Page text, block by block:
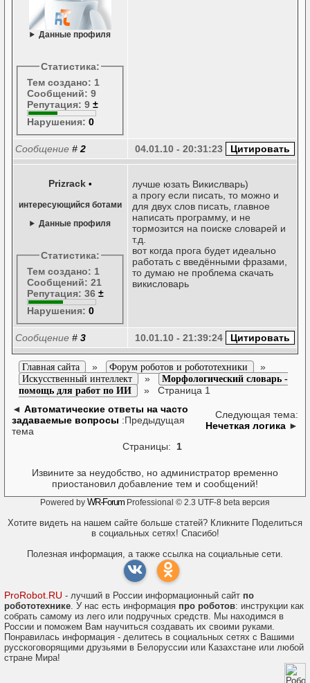
Данные профиля
Статистика:
Тем создано: 1
Сообщений: 9
Репутация: 9 ±
Нарушения: 0
Сообщение # 2 04.01.10 - 20:31:23
Prizrack •
интересующийся ботами
Данные профиля
Статистика:
Тем создано: 1
Сообщений: 21
Репутация: 36 ±
Нарушения: 0
лучше юзать Викислварь)
а прогу если писать, то можно и
для двух слов писать, главное
написать программу, и не
тормозится на поиске словарей и
т.д.
вот когда прога будет идеально
работать с введёнными фразами,
то думаю не проблема скачать
викисловарь
Сообщение # 3 10.01.10 - 21:39:24
Главная сайта » Форум роботов и робототехники »
Искусственный интеллект »
Морфологический словарь -
помощь для работ по ИИ
» Страница 1
◄ Автоматические ответы на часто
задаваемые вопросы :Предыдущая
тема
Следующая тема:
Нечеткая логика ►
Страницы: 1
Извините за неудобство, но администратор временно
приостановил добавление тем и сообщений!
Powered by WR-Forum Professional © 2.3 UTF-8 beta версия
Хотите видеть на нашем сайте больше статей? Кликните Поделиться
в социальных сетях! Спасибо!
Полезная информация, а также ссылка на социальные сети.
ProRobot.RU - лучший в России информационный сайт по
робототехнике. У нас есть информация про роботов: инструкции как
собрать самому из лего или подручных средств. Мы находимся в
России и поможем Вам научиться создавать их своими руками.
Понравилась информация - делитесь в социальных сетях с Вашими
русскоговорящими друзьями в Белоруссии или Казахстане или любой
стране Мира!